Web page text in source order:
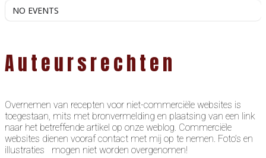
NO EVENTS
Auteursrechten
Overnemen van recepten voor niet-commerciële websites is
toegestaan, mits met bronvermelding en plaatsing van een link
naar het betreffende artikel op onze weblog. Commerciële
websites dienen vooraf contact met mij op te nemen. Foto’s en
illustraties mogen niet worden overgenomen!